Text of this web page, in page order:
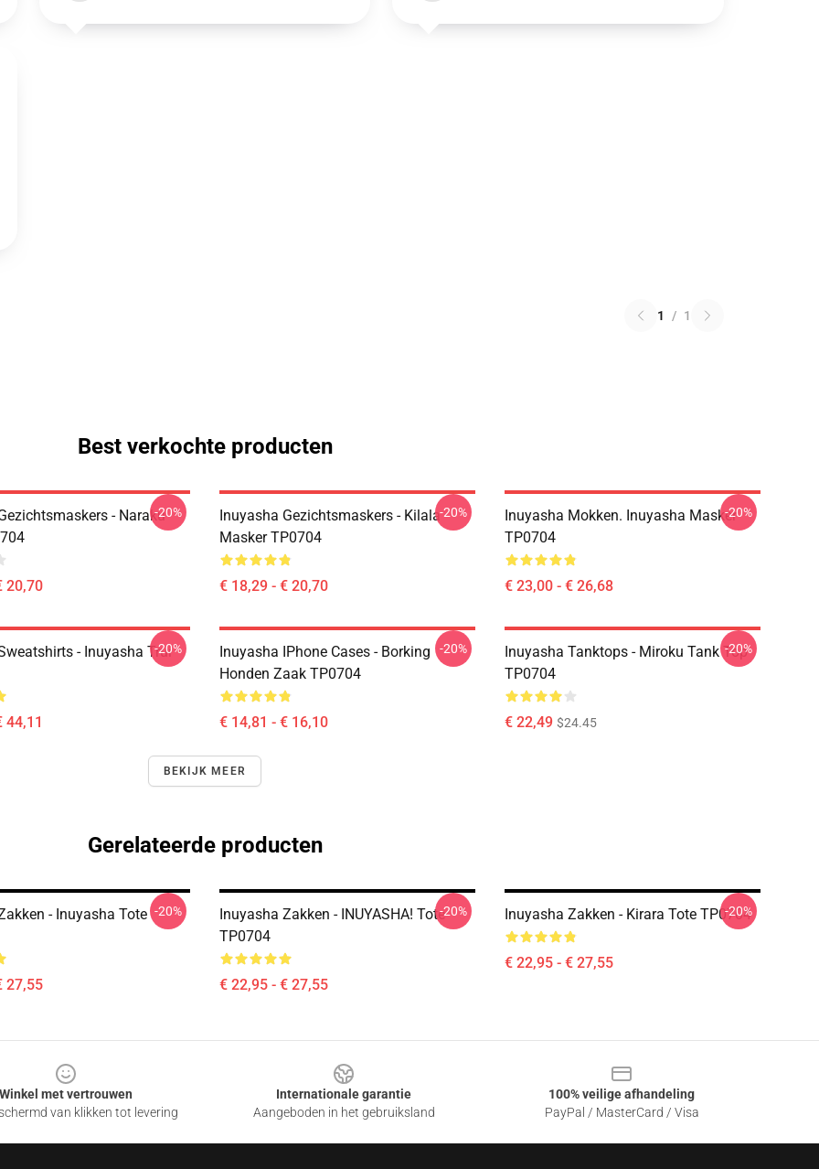
1 / 1
Best verkochte producten
- Naraku
20,70
-20%
Inuyasha Gezichtsmaskers - Kilala
Masker TP0704
€ 18,29 - € 20,70
-20%
Inuyasha Mokken. Inuyasha Masker
TP0704
€ 23,00 - € 26,68
-20%
- Inuyasha Trui
44,11
-20%
Inuyasha IPhone Cases - Borking
Honden Zaak TP0704
€ 14,81 - € 16,10
-20%
Inuyasha Tanktops - Miroku Tank Top
TP0704
€ 22,49 $24.45
-20%
BEKIJK MEER
Gerelateerde producten
- Inuyasha Tote
27,55
-20%
Inuyasha Zakken - INUYASHA! Tote
TP0704
€ 22,95 - € 27,55
-20% Inuyasha Zakken - Kirara Tote TP0704
€ 22,95 - € 27,55
-20%
Winkel met vertrouwen
van klikken tot levering
Internationale garantie
Aangeboden in het gebruiksland
100% veilige afhandeling
PayPal / MasterCard / Visa